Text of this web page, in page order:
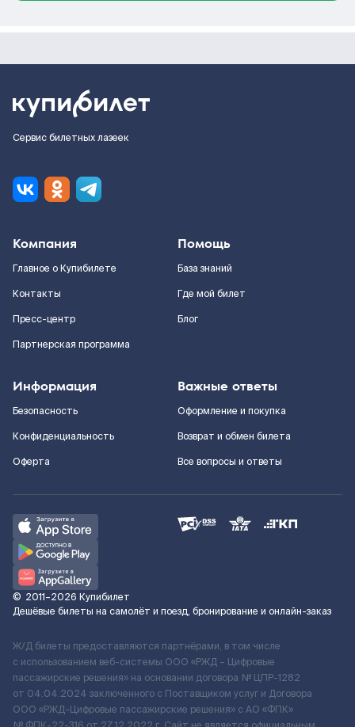
Сервис билетных лазеек
Компания
Главное о Купибилете
Контакты
Пресс-центр
Партнерская программа
Помощь
База знаний
Где мой билет
Блог
Информация
Безопасность
Конфиденциальность
Оферта
Важные ответы
Оформление и покупка
Возврат и обмен билета
Все вопросы и ответы
© 2011–2026 Купибилет
Дешёвые билеты на самолёт и поезд, бронирование и онлайн-заказ
Ж/Д билеты предоставляются партнёрами, в том числе
с использованием веб-системы ООО «РЖД – Цифровые
пассажирские решения» на основании договора № ЦПР-1282
от 04.04.2024 заключенного с Поставщиком услуг и Договора
ООО «РЖД-Цифровые пассажирские решения» c АО «ФПК»